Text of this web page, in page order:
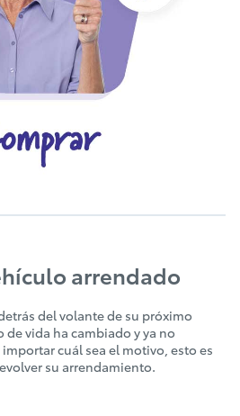
arrendado
del volante de su próximo
de vida ha cambiado y ya no
cuál sea el motivo, esto es
su arrendamiento.